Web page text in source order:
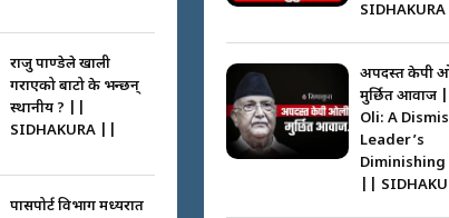
राजु पाण्डेले खाली
गराएको बाटो के भन्छन्
स्थानीय ? ||
SIDHAKURA ||
पासपोर्ट विभाग मध्यरात
SIDHAKURA
अपदस्त केपी
मुर्छित आवाज
Oli: A
Leader’s
Diminishing
||